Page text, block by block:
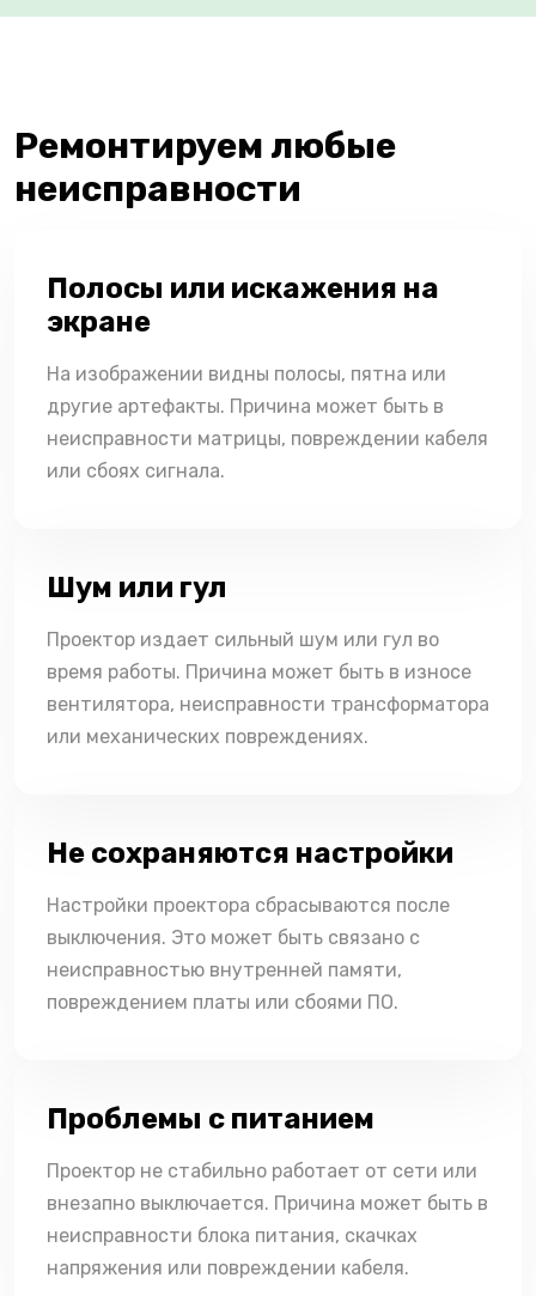
Ремонтируем любые
неисправности
Полосы или искажения на
экране
На изображении видны полосы, пятна или
другие артефакты. Причина может быть в
неисправности матрицы, повреждении кабеля
или сбоях сигнала.
Шум или гул
Проектор издает сильный шум или гул во
время работы. Причина может быть в износе
вентилятора, неисправности трансформатора
или механических повреждениях.
Не сохраняются настройки
Настройки проектора сбрасываются после
выключения. Это может быть связано с
неисправностью внутренней памяти,
повреждением платы или сбоями ПО.
Проблемы с питанием
Проектор не стабильно работает от сети или
внезапно выключается. Причина может быть в
неисправности блока питания, скачках
напряжения или повреждении кабеля.